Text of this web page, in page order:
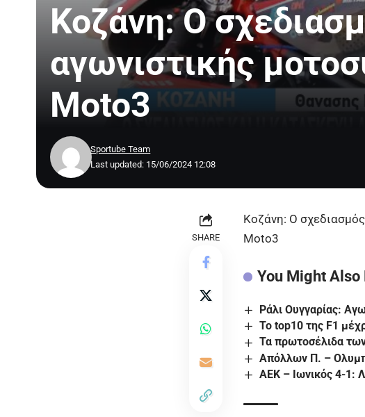
Κοζάνη: Ο
αγωνιστικής
Moto3
Last updated: 15/06/2024 12:08
Sportube Team
SHARE
Κοζάνη: Ο
Moto3
You Might Also
Ράλι Ουγγαρίας:
Το top10 της F1
Τα πρωτοσέλιδα
Απόλλων Π. –
ΑΕΚ – Ιωνικός 4-1: